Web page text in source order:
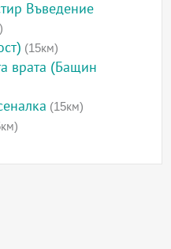
Въведение
(15км)
врата (Бащин
(15км)